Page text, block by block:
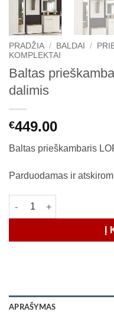
PRADŽIA / BALDAI /
KOMPLEKTAI
Baltas
dalimis
€449.00
Baltas prieškambaris
Parduodamas ir
produkto kiekis: Baltas
Į
APRAŠYMAS